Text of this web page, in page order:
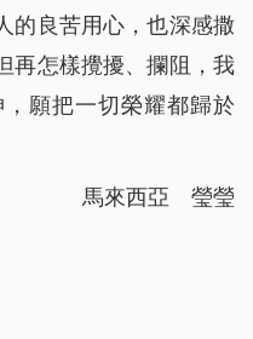
的良苦用心，也深感撒
再怎樣攪擾、攔阻，我
願把一切榮耀都歸於
馬來西亞 瑩瑩